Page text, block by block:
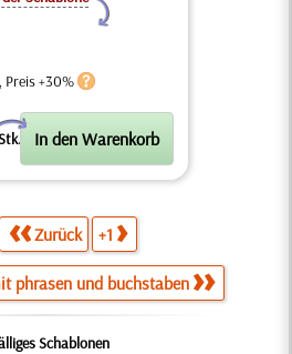
Y
Preis +30%
Zurück +1
phrasen und buchstaben
Schablonen